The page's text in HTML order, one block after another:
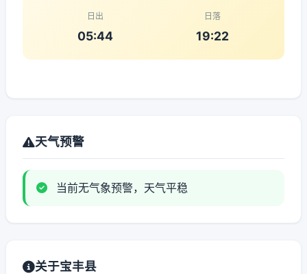
日出
05:44
日落
19:22
天气预警
当前无气象预警，天气平稳
关于宝丰县